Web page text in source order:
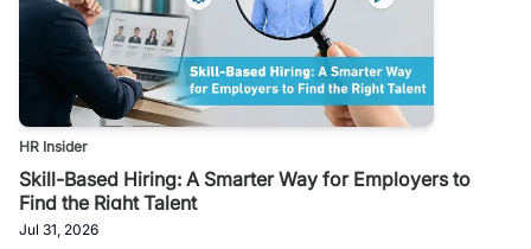
HR Insider
Skill-Based Hiring: A Smarter Way for Employers to
Find the Right Talent
Jul 31, 2026